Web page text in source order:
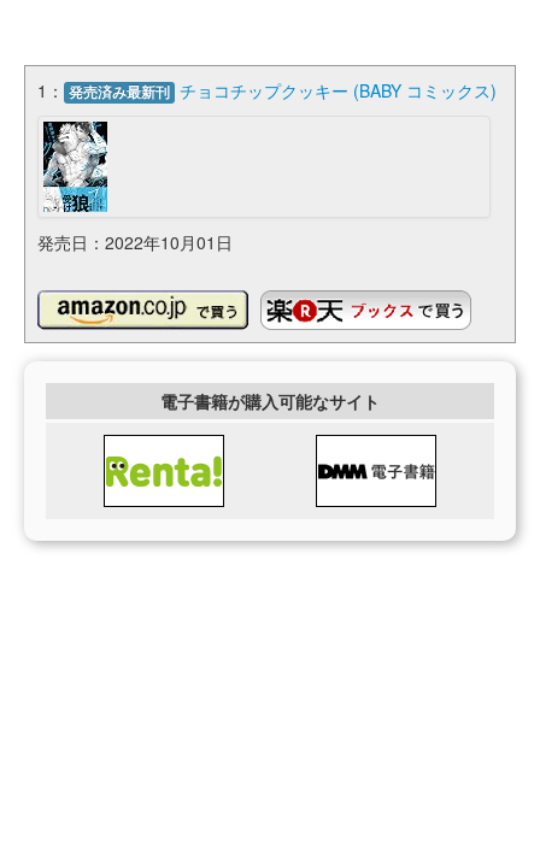
1： 発売済み最新刊 チョコチップクッキー (BABY コミックス)
発売日：2022年10月01日
電子書籍が購入可能なサイト